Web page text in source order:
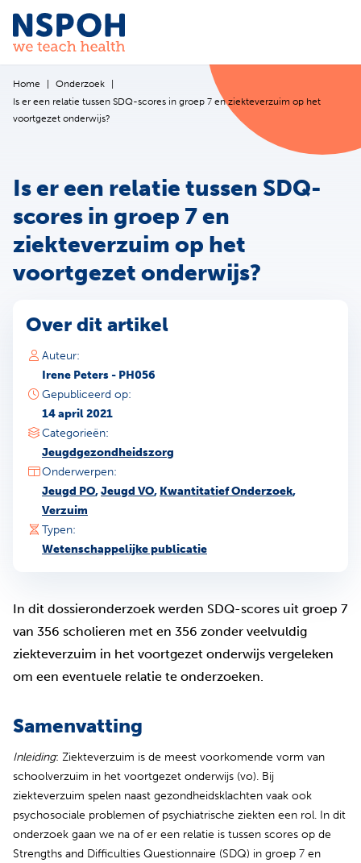
Ga naar de inhoud
Home
Onderzoek
Is er een relatie tussen SDQ-scores in groep 7 en ziekteverzuim op het
voortgezet onderwijs?
Is er een relatie tussen SDQ-
scores in groep 7 en
ziekteverzuim op het
voortgezet onderwijs?
Over dit artikel
Auteur:
Irene Peters - PH056
Gepubliceerd op:
14 april 2021
Categorieën:
Jeugdgezondheidszorg
Onderwerpen:
Jeugd PO,Jeugd VO, Kwantitatief Onderzoek,
Verzuim
Typen:
Wetenschappelijke publicatie
In dit dossieronderzoek werden SDQ-scores uit groep 7
van 356 scholieren met en 356 zonder veelvuldig
ziekteverzuim in het voortgezet onderwijs vergeleken
om een eventuele relatie te onderzoeken.
Samenvatting
Inleiding: Ziekteverzuim is de meest voorkomende vorm van
schoolverzuim in het voortgezet onderwijs (vo). Bij
ziekteverzuim spelen naast gezondheidsklachten vaak ook
psychosociale problemen of psychiatrische ziekten een rol. In dit
onderzoek gaan we na of er een relatie is tussen scores op de
Strengths and Difficulties Questionnaire (SDQ) in groep 7 en